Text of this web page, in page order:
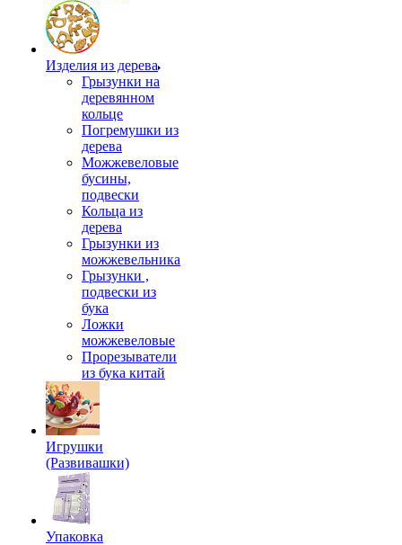
Изделия из дерева
Грызунки на
деревянном
кольце
Погремушки из
дерева
Можжевеловые
бусины,
подвески
Кольца из
дерева
Грызунки из
можжевельника
Грызунки ,
подвески из
бука
Ложки
можжевеловые
Прорезыватели
из бука китай
Игрушки
(Развивашки)
Упаковка